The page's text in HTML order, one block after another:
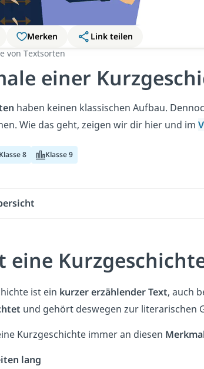
Merken
Link teilen
von Textsorten
einer
haben keinen klassischen Aufbau.
Wie das geht, zeigen wir dir hier und im
8 Klasse 9
eine
ist ein kurzer erzählender Text, auch
und gehört deswegen zur literarischen
Kurzgeschichte immer an diesen
lang